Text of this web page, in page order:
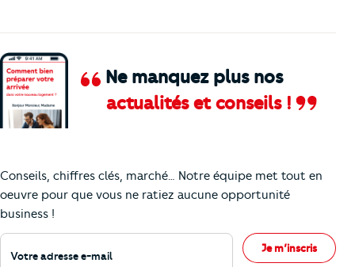
Ne manquez plus nos
actualités et conseils !
Conseils, chiffres clés, marché… Notre équipe met tout en
oeuvre pour que vous ne ratiez aucune opportunité
business !
Votre adresse e-mail
Je m’inscris